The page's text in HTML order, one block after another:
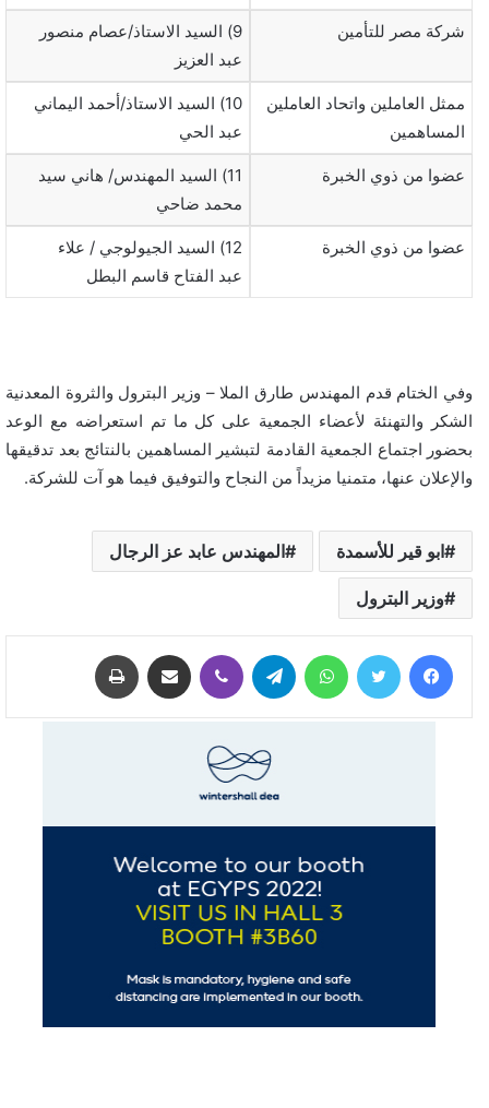
شركة مصر للتأمين
9) السيد الاستاذ/عصام منصور
عبد العزيز
ممثل العاملين واتحاد العاملين
المساهمين
10) السيد الاستاذ/أحمد اليماني
عبد الحي
عضوا من ذوي الخبرة
11) السيد المهندس/ هاني سيد
محمد ضاحي
عضوا من ذوي الخبرة
12) السيد الجيولوجي / علاء
عبد الفتاح قاسم البطل
وفي الختام قدم المهندس طارق الملا – وزير البترول والثروة المعدنية
الشكر والتهنئة لأعضاء الجمعية على كل ما تم استعراضه مع الوعد
بحضور اجتماع الجمعية القادمة لتبشير المساهمين بالنتائج بعد تدقيقها
والإعلان عنها، متمنيا مزيداً من النجاح والتوفيق فيما هو آت للشركة.
ابو قير للأسمدة المهندس عابد عز الرجال
وزير البترول
فيسبوك تويتر واتساب تيلقرام ڤايبر مشاركة عبر البريد